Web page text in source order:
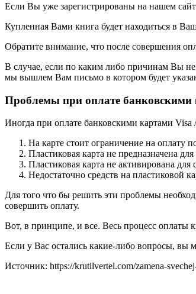
Если Вы уже зарегистрированы на нашем
Купленная Вами книга будет находиться в
Обратите внимание, что после совершения
В случае, если по каким либо причинам Вы
мы вышлем Вам письмо в котором будет
Проблемы при оплате банковскими
Иногда при оплате банковскими картами
На карте стоит ограничение на оплату
Пластиковая карта не предназначена
Пластиковая карта не активирована
Недостаточно средств на пластиковой
Для того что бы решить эти проблемы
совершить оплату.
Вот, в принципе, и все. Весь процесс оплаты
Если у Вас остались какие-либо вопросы, вы
Источник: https://krutilvertel.com/zamena-